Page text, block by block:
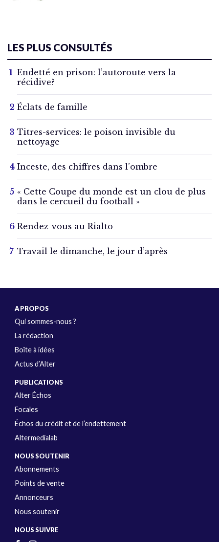
LES PLUS CONSULTÉS
Endetté en prison: l’autoroute vers la
récidive?
Éclats de famille
Titres-services: le poison invisible du
nettoyage
Inceste, des chiffres dans l’ombre
« Cette Coupe du monde est un clou de plus
dans le cercueil du football »
Rendez-vous au Rialto
Travail le dimanche, le jour d’après
A PROPOS
Qui sommes-nous ?
La rédaction
Boîte à idées
Actus d’Alter
PUBLICATIONS
Alter Échos
Focales
Échos du crédit et de l’endettement
Altermedialab
NOUS SOUTENIR
Abonnements
Points de vente
Annonceurs
Nous soutenir
NOUS SUIVRE